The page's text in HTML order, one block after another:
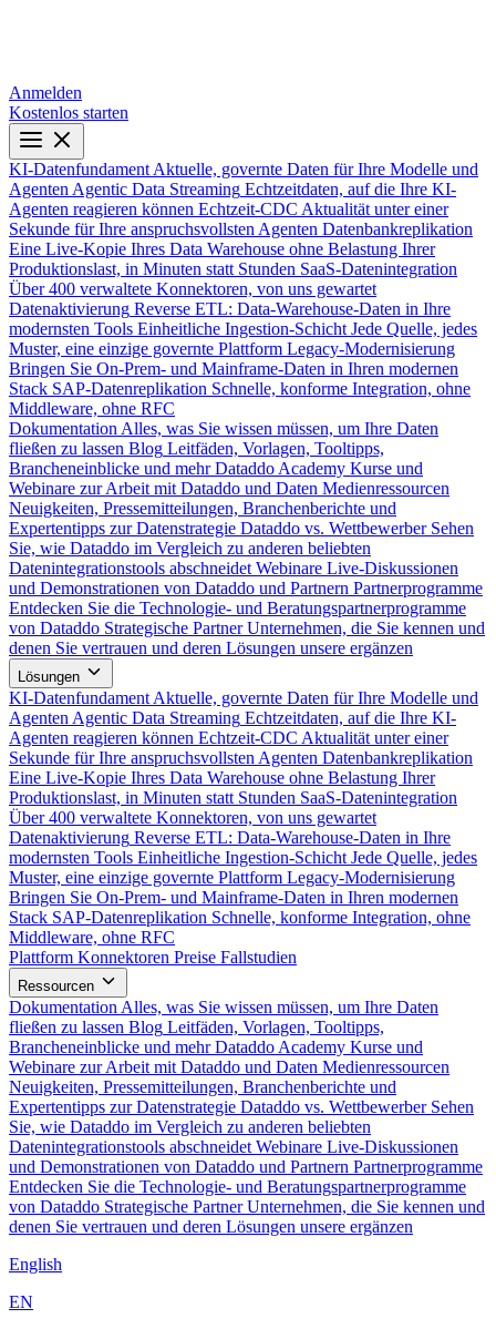
Anmelden
Kostenlos starten
KI-Datenfundament Aktuelle, governte Daten für Ihre Modelle und
Agenten Agentic Data Streaming Echtzeitdaten, auf die Ihre KI-
Agenten reagieren können Echtzeit-CDC Aktualität unter einer
Sekunde für Ihre anspruchsvollsten Agenten Datenbankreplikation
Eine Live-Kopie Ihres Data Warehouse ohne Belastung Ihrer
Produktionslast, in Minuten statt Stunden SaaS-Datenintegration
Über 400 verwaltete Konnektoren, von uns gewartet
Datenaktivierung Reverse ETL: Data-Warehouse-Daten in Ihre
modernsten Tools Einheitliche Ingestion-Schicht Jede Quelle, jedes
Muster, eine einzige governte Plattform Legacy-Modernisierung
Bringen Sie On-Prem- und Mainframe-Daten in Ihren modernen
Stack SAP-Datenreplikation Schnelle, konforme Integration, ohne
Middleware, ohne RFC
Dokumentation Alles, was Sie wissen müssen, um Ihre Daten
fließen zu lassen Blog Leitfäden, Vorlagen, Tooltipps,
Brancheneinblicke und mehr Dataddo Academy Kurse und
Webinare zur Arbeit mit Dataddo und Daten Medienressourcen
Neuigkeiten, Pressemitteilungen, Branchenberichte und
Expertentipps zur Datenstrategie Dataddo vs. Wettbewerber Sehen
Sie, wie Dataddo im Vergleich zu anderen beliebten
Datenintegrationstools abschneidet Webinare Live-Diskussionen
und Demonstrationen von Dataddo und Partnern Partnerprogramme
Entdecken Sie die Technologie- und Beratungspartnerprogramme
von Dataddo Strategische Partner Unternehmen, die Sie kennen und
denen Sie vertrauen und deren Lösungen unsere ergänzen
Lösungen
KI-Datenfundament Aktuelle, governte Daten für Ihre Modelle und
Agenten Agentic Data Streaming Echtzeitdaten, auf die Ihre KI-
Agenten reagieren können Echtzeit-CDC Aktualität unter einer
Sekunde für Ihre anspruchsvollsten Agenten Datenbankreplikation
Eine Live-Kopie Ihres Data Warehouse ohne Belastung Ihrer
Produktionslast, in Minuten statt Stunden SaaS-Datenintegration
Über 400 verwaltete Konnektoren, von uns gewartet
Datenaktivierung Reverse ETL: Data-Warehouse-Daten in Ihre
modernsten Tools Einheitliche Ingestion-Schicht Jede Quelle, jedes
Muster, eine einzige governte Plattform Legacy-Modernisierung
Bringen Sie On-Prem- und Mainframe-Daten in Ihren modernen
Stack SAP-Datenreplikation Schnelle, konforme Integration, ohne
Middleware, ohne RFC
Plattform Konnektoren Preise Fallstudien
Ressourcen
Dokumentation Alles, was Sie wissen müssen, um Ihre Daten
fließen zu lassen Blog Leitfäden, Vorlagen, Tooltipps,
Brancheneinblicke und mehr Dataddo Academy Kurse und
Webinare zur Arbeit mit Dataddo und Daten Medienressourcen
Neuigkeiten, Pressemitteilungen, Branchenberichte und
Expertentipps zur Datenstrategie Dataddo vs. Wettbewerber Sehen
Sie, wie Dataddo im Vergleich zu anderen beliebten
Datenintegrationstools abschneidet Webinare Live-Diskussionen
und Demonstrationen von Dataddo und Partnern Partnerprogramme
Entdecken Sie die Technologie- und Beratungspartnerprogramme
von Dataddo Strategische Partner Unternehmen, die Sie kennen und
denen Sie vertrauen und deren Lösungen unsere ergänzen
English
EN